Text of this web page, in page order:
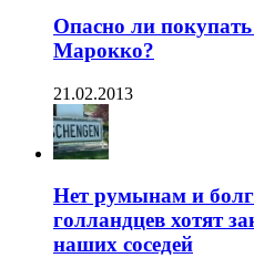
Опасно ли
Марокко?
21.02.2013
Нет румынам и
голландцев хотят
наших соседей